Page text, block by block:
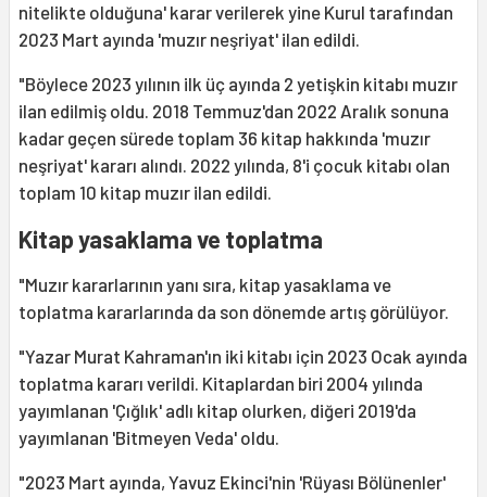
nitelikte olduğuna' karar verilerek yine Kurul tarafından
2023 Mart ayında 'muzır neşriyat' ilan edildi.
"Böylece 2023 yılının ilk üç ayında 2 yetişkin kitabı muzır
ilan edilmiş oldu. 2018 Temmuz'dan 2022 Aralık sonuna
kadar geçen sürede toplam 36 kitap hakkında 'muzır
neşriyat' kararı alındı. 2022 yılında, 8'i çocuk kitabı olan
toplam 10 kitap muzır ilan edildi.
Kitap yasaklama ve toplatma
"Muzır kararlarının yanı sıra, kitap yasaklama ve
toplatma kararlarında da son dönemde artış görülüyor.
"Yazar Murat Kahraman'ın iki kitabı için 2023 Ocak ayında
toplatma kararı verildi. Kitaplardan biri 2004 yılında
yayımlanan 'Çığlık' adlı kitap olurken, diğeri 2019'da
yayımlanan 'Bitmeyen Veda' oldu.
"2023 Mart ayında, Yavuz Ekinci'nin 'Rüyası Bölünenler'